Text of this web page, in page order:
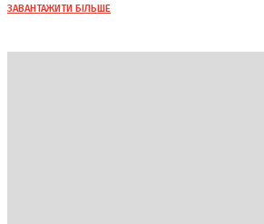
ЗАВАНТАЖИТИ БІЛЬШЕ